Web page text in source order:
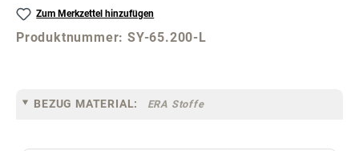
Zum Merkzettel hinzufügen
Produktnummer:SY-65.200-L
BEZUG MATERIAL: ERA Stoffe